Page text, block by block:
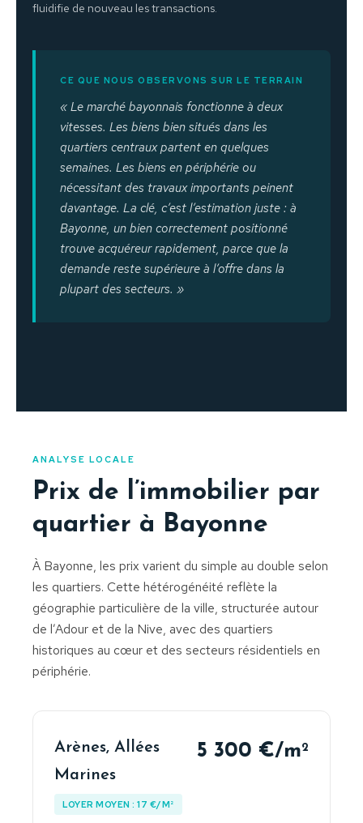
fluidifie de nouveau les transactions.
CE QUE NOUS OBSERVONS SUR LE TERRAIN
« Le marché bayonnais fonctionne à deux
vitesses. Les biens bien situés dans les
quartiers centraux partent en quelques
semaines. Les biens en périphérie ou
nécessitant des travaux importants peinent
davantage. La clé, c’est l’estimation juste : à
Bayonne, un bien correctement positionné
trouve acquéreur rapidement, parce que la
demande reste supérieure à l’offre dans la
plupart des secteurs. »
ANALYSE LOCALE
Prix de l’immobilier par
quartier à Bayonne
À Bayonne, les prix varient du simple au double selon
les quartiers. Cette hétérogénéité reflète la
géographie particulière de la ville, structurée autour
de l’Adour et de la Nive, avec des quartiers
historiques au cœur et des secteurs résidentiels en
périphérie.
Arènes, Allées
Marines
5 300 €/m2
LOYER MOYEN : 17 €/M²